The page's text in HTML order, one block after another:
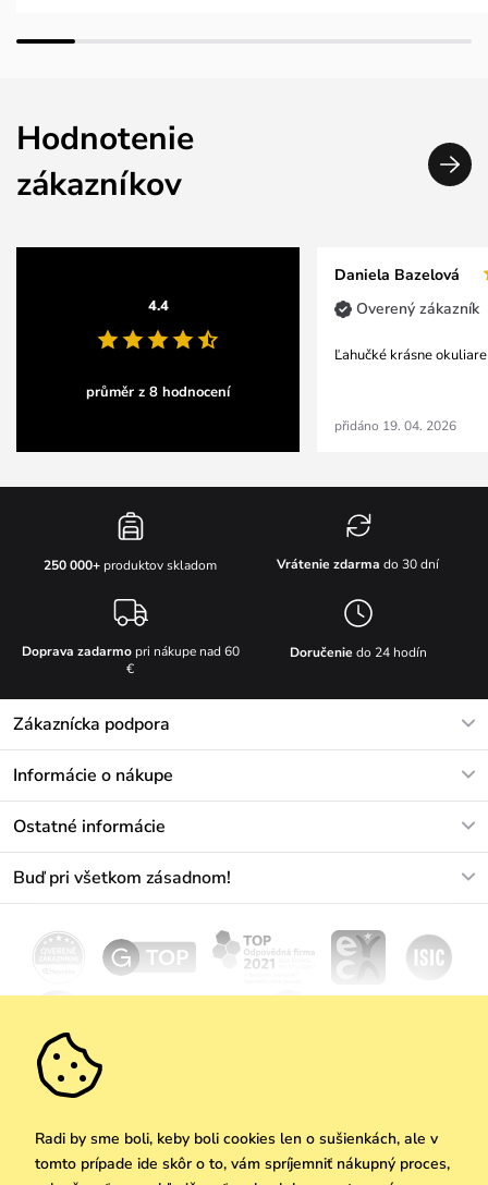
Hodnotenie
zákazníkov
4.4
průměr z 8 hodnocení
Daniela Bazelová
Overený zákazník
Ľahučké krásne okuliare
přidáno 19. 04. 2026
250 000+ produktov skladom Vrátenie zdarma do 30 dní
Doprava zadarmopri nákupe nad 60
€
Doručenie do 24 hodín
Zákaznícka podpora
info@vuch.sk
Informácie o nákupe
Materiály a údržba
Vrátenie a reklamácia
Ostatné informácie
Darčekové poukazy
Velkoobchod
We Care
Vuchlook
Predajne
Buď pri všetkom zásadnom!
Odoberať
Radi by sme boli, keby boli cookies len o sušienkách, ale v
tomto prípade ide skôr o to, vám spríjemniť nákupný proces,